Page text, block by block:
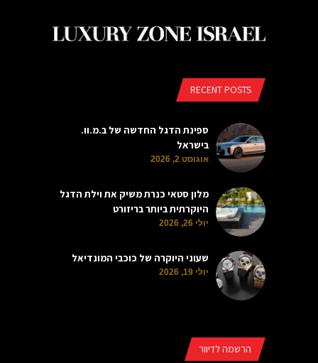
RECENT POSTS
ספינת הדגל החדשה של ב.מ.וו.
בישראל
אוגוסט 2, 2026
מלון סטאי כנרת משיק את וילת הדגל
היוקרתית ביותר בריזורט
יולי 26, 2026
שעוני היוקרה של כוכבי המונדיאל
יולי 19, 2026
הרשמה לדיוור